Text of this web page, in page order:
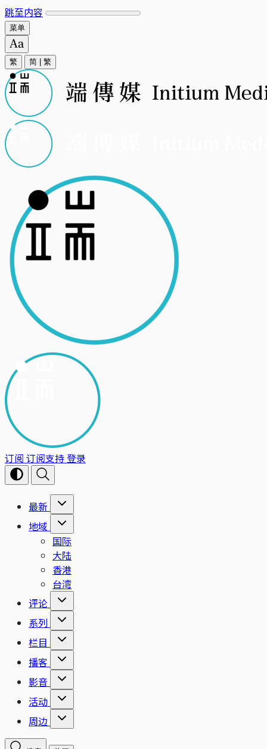
跳至内容
菜单
繁 简 繁
订阅 订阅支持登录
最新
地域
国际
大陆
香港
台湾
评论
系列
栏目
播客
影音
活动
周边